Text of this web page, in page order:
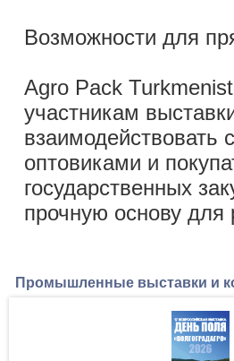
Возможности для
Agro Pack
участникам
взаимодействовать
оптовиками и
государственных
прочную основу для
Промышленные выставки и